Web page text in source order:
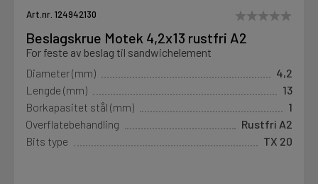
Art.nr. 124942130
Beslagskrue Motek 4,2x13 rustfri A2
For feste av beslag til sandwichelement
Diameter (mm)
4,2
Lengde (mm)
13
Borkapasitet stål (mm)
1
Overflatebehandling
Rustfri A2
Bits type
TX 20